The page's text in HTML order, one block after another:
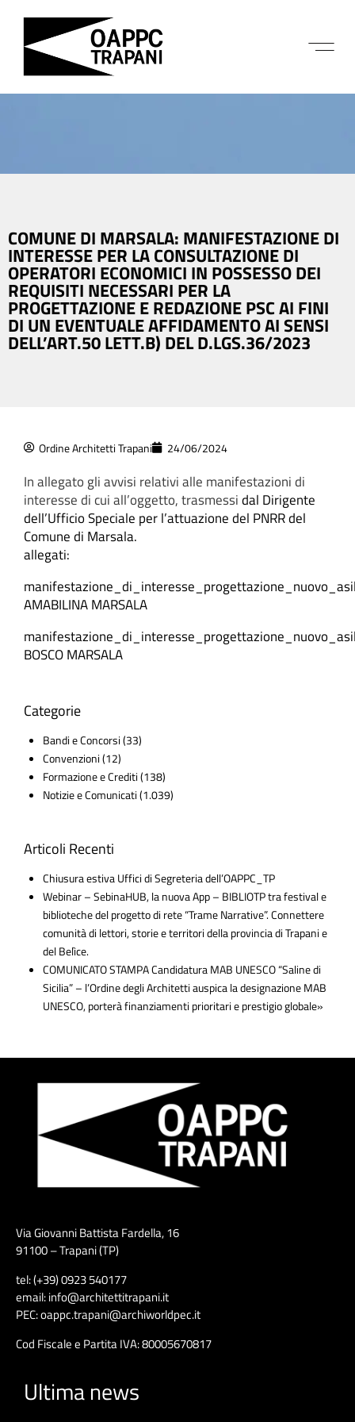
COMUNE DI MARSALA: MANIFESTAZIONE DI
INTERESSE PER LA CONSULTAZIONE DI
OPERATORI ECONOMICI IN POSSESSO DEI
REQUISITI NECESSARI PER LA
PROGETTAZIONE E REDAZIONE PSC AI FINI
DI UN EVENTUALE AFFIDAMENTO AI SENSI
DELL’ART.50 LETT.B) DEL D.LGS.36/2023
Ordine Architetti Trapani 24/06/2024
In allegato gli avvisi relativi alle manifestazioni di
interesse di cui all’oggetto, trasmessidal Dirigente
dell’Ufficio Speciale per l’attuazione del PNRR del
Comune di Marsala.
allegati:
AMABILINA MARSALA
BOSCO MARSALA
Categorie
Bandi e Concorsi(33)
Convenzioni(12)
Formazione e Crediti(138)
Notizie e Comunicati(1.039)
Articoli Recenti
Chiusura estiva Uffici di Segreteria dell’OAPPC_TP
Webinar – SebinaHUB, la nuova App – BIBLIOTP tra festival e
biblioteche del progetto di rete “Trame Narrative”. Connettere
comunità di lettori, storie e territori della provincia di Trapani e
del Belìce.
COMUNICATO STAMPA Candidatura MAB UNESCO “Saline di
Sicilia” – l’Ordine degli Architetti auspica la designazione MAB
UNESCO, porterà finanziamenti prioritari e prestigio globale»
Via Giovanni Battista Fardella, 16
91100 – Trapani (TP)
tel: (+39) 0923 540177
email: info@architettitrapani.it
PEC: oappc.trapani@archiworldpec.it
Cod Fiscale e Partita IVA: 80005670817
Ultima news